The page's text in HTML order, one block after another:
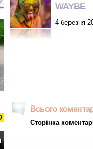
WAYBE
4 березня
Всього
Сторінка